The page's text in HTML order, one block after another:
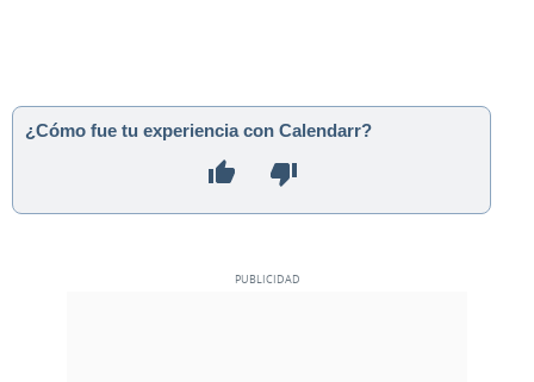
¿Cómo fue tu experiencia con Calendarr?